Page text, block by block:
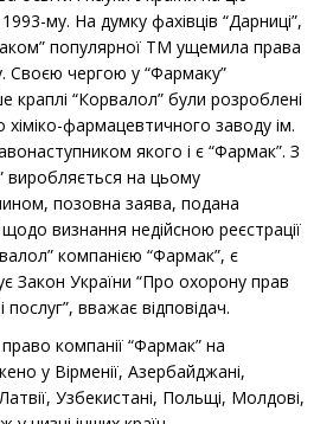
му. На думку фахівців “Дарниці”,
популярної ТМ ущемила права
Своєю чергою у “Фармаку”
“Корвалол” були розроблені
хіміко-фармацевтичного заводу ім.
якого і є “Фармак”. З
виробляється на цьому
позовна заява, подана
визнання недійсною реєстрації
компанією “Фармак”, є
Закон України “Про охорону прав
послуг”, вважає відповідач.
компанії “Фармак” на
у Вірменії, Азербайджані,
Узбекистані, Польщі, Молдові,